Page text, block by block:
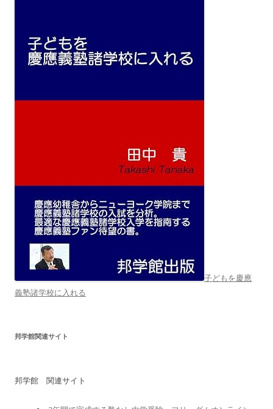
子どもを慶應
義塾諸学校に入れる
邦学館関連サイト
邦学館 関連サイト